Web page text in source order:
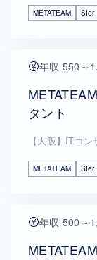
METATEAM SIer
年収 550～
タント
【大阪】ITコン
METATEAM SIer
年収 500～